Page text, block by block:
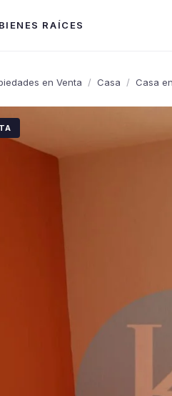
RAÍCES
en Venta / Casa / Casa